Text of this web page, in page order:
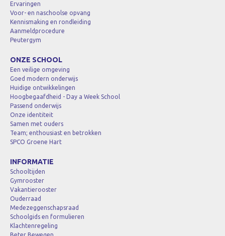
Ervaringen
Voor- en naschoolse opvang
Kennismaking en rondleiding
Aanmeldprocedure
Peutergym
ONZE SCHOOL
Een veilige omgeving
Goed modern onderwijs
Huidige ontwikkelingen
Hoogbegaafdheid - Day a Week School
Passend onderwijs
Onze identiteit
Samen met ouders
Team; enthousiast en betrokken
SPCO Groene Hart
INFORMATIE
Schooltijden
Gymrooster
Vakantierooster
Ouderraad
Medezeggenschapsraad
Schoolgids en formulieren
Klachtenregeling